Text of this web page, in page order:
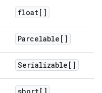
float[]
Parcelable[]
Serializable[]